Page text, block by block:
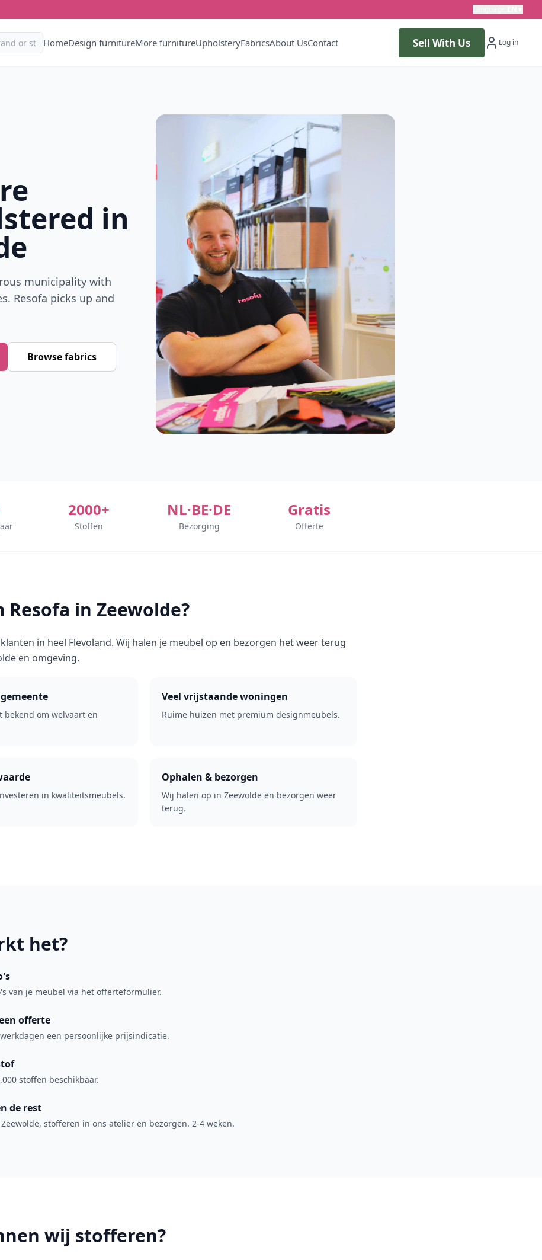
HomeDesign furnitureMore furnitureUpholsteryFabricsAbout UsContact Sell With Us Log in
in
municipality with
Resofa picks up and
Browse fabrics
2000+
Stoffen
NL·BE·DE
Bezorging
Gratis
Offerte
Resofa in Zeewolde?
in heel Flevoland. Wij halen je meubel op en bezorgen het weer terug
en omgeving.
bekend om welvaart en
Veel vrijstaande woningen
Ruime huizen met premium designmeubels.
in kwaliteitsmeubels.
Ophalen & bezorgen
Wij halen op in Zeewolde en bezorgen weer
terug.
het?
van je meubel via het offerteformulier.
offerte
een persoonlijke prijsindicatie.
stoffen beschikbaar.
de rest
stofferen in ons atelier en bezorgen. 2-4 weken.
wij stofferen?